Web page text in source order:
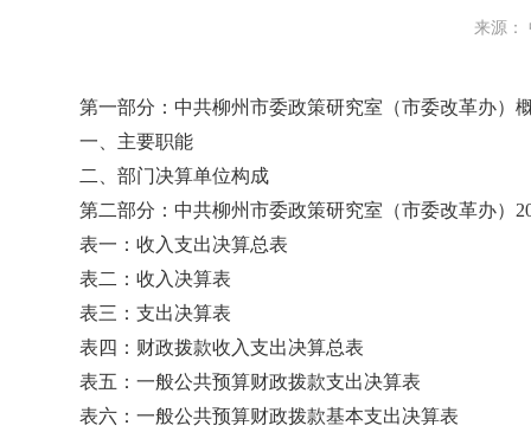
来源：
第一部分：中共柳州市委政策研究室（市委改革办）
一、主要职能
二、部门决算单位构成
第二部分：中共柳州市委政策研究室（市委改革办）
表一：收入支出决算总表
表二：收入决算表
表三：支出决算表
表四：财政拨款收入支出决算总表
表五：一般公共预算财政拨款支出决算表
表六：一般公共预算财政拨款基本支出决算表